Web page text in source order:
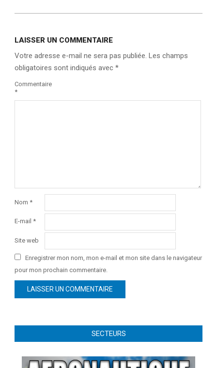
LAISSER UN COMMENTAIRE
Votre adresse e-mail ne sera pas publiée. Les champs
obligatoires sont indiqués avec *
Commentaire
*
Nom *
E-mail *
Site web
Enregistrer mon nom, mon e-mail et mon site dans le navigateur
pour mon prochain commentaire.
SECTEURS